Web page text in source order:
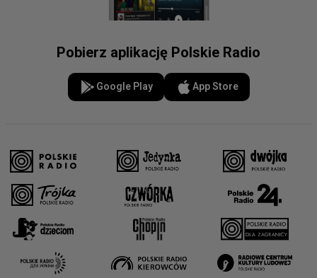
Pobierz aplikację Polskie Radio
Google Play App Store